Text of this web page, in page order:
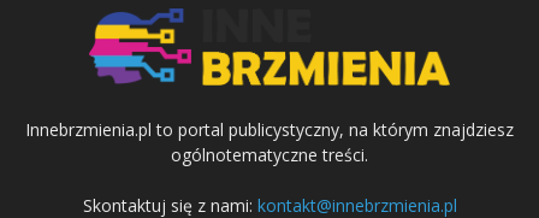
Innebrzmienia.pl to portal publicystyczny, na którym znajdziesz
ogólnotematyczne treści.
Skontaktuj się z nami: kontakt@innebrzmienia.pl